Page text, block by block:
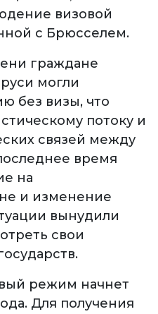
визовой
с Брюсселем.
граждане
могли
без визы, что
потоку и
связей между
время
на
и изменение
вынудили
свои
режим начнет
Для получения